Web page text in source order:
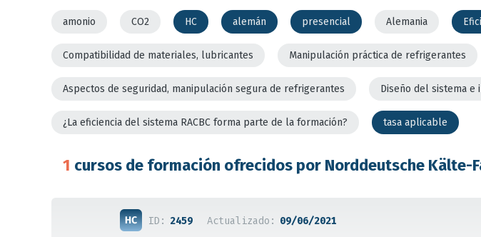
amonio CO2 HC alemán presencial Alemania
Compatibilidad de materiales, lubricantes Manipulación práctica de refrigerantes
Aspectos de seguridad, manipulación segura de refrigerantes Diseño del sistema e
¿La eficiencia del sistema RACBC forma parte de la formación? tasa aplicable
1 cursos de formación ofrecidos por Norddeutsche Kälte-
ID: 2459 Actualizado: 09/06/2021